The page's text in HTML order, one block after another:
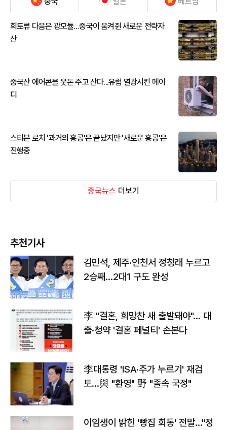
희토류 다음은 광모듈…중국이 움켜쥔 새로운 전략자
산
중국산 에어콘을 웃돈 주고 산다...유럽 열광시킨 메이
디
스티븐 로치 '과거의 홍콩'은 끝났지만 '새로운 홍콩'은
진행중
중국뉴스 더보기
추천기사
김민석, 제주·인천서 정청래 누르고
2승째…2대1 구도 완성
李 "결혼, 희망찬 새 출발돼야"… 대
출·청약 '결혼 페널티' 손본다
李대통령 'ISA·주가 누르기' 재검
토…與 "환영" 野 "졸속 국정"
이임생이 밝힌 '빵집 회동' 전말…"정